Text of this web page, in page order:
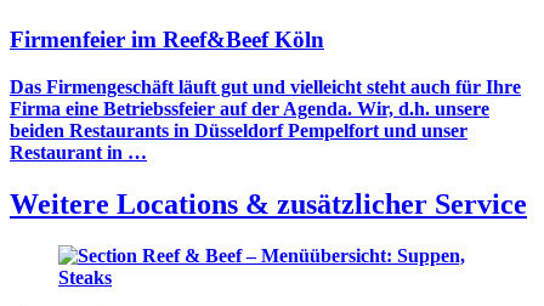
Firmenfeier im Reef&Beef Köln
Das Firmengeschäft läuft gut und vielleicht steht auch für Ihre
Firma eine Betriebssfeier auf der Agenda. Wir, d.h. unsere
beiden Restaurants in Düsseldorf Pempelfort und unser
Restaurant in …
Weitere Locations & zusätzlicher Service